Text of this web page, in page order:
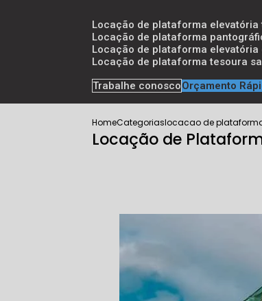
locação de plataforma elevatória
locação de plataforma
locação de plataforma elevatória
locação de plataforma tesoura
Trabalhe conosco
Orçamento
HomeCategoriaslocacao de
Locação de